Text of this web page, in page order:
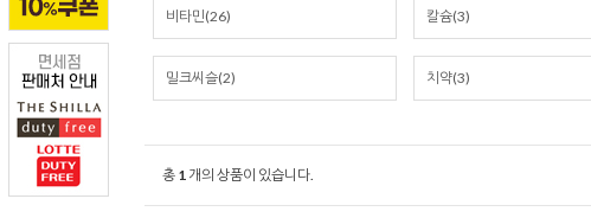
비타민(26) 칼슘(3)
밀크씨슬(2) 치약(3)
총 1 개의 상품이 있습니다.